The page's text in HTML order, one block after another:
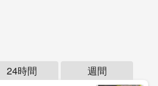
24時間 週間